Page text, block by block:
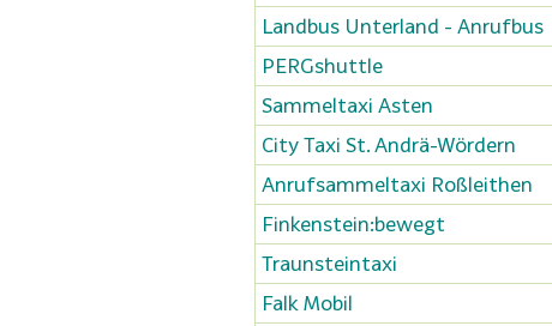
Landbus Unterland - Anrufbus
PERGshuttle
Sammeltaxi Asten
City Taxi St. Andrä-Wördern
Anrufsammeltaxi Roßleithen
Finkenstein:bewegt
Traunsteintaxi
Falk Mobil